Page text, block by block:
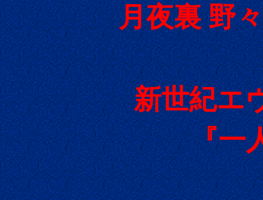
月夜裏 野
新世紀エ
『一